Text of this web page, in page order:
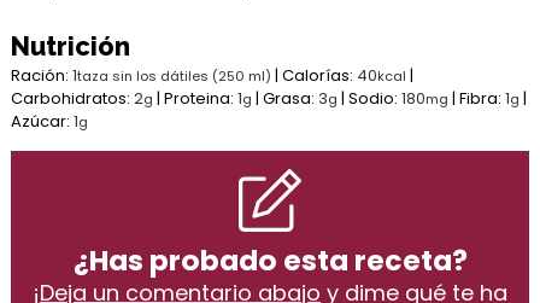
Nutrición
Ración:1taza sin los dátiles (250 ml) |Calorías: 40kcal |
Carbohidratos:2g |Proteina:1g |Grasa: 3g |Sodio:180mg |Fibra:1g |
Azúcar:1g
¿Has probado esta receta?
¡Deja un comentario abajo y dime qué te ha